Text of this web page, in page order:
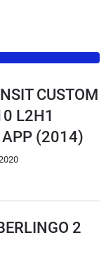
CUSTOM
L2H1
APP (2014)
2